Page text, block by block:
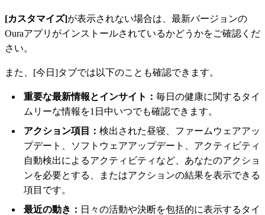
[カスタマイズ]が表示されない場合は、最新バージョンの
Ouraアプリがインストールされているかどうかをご確認くだ
さい。
また、[今日]タブでは以下のことも確認できます。
重要な最新情報とインサイト： 毎日の健康に関するタイ
ムリーな情報を1日中いつでも確認できます。
アクション項目： 検出された昼寝、ファームウェアアッ
プデート、ソフトウェアアップデート、アクティビティ
自動検出によるアクティビティなど、あなたのアクショ
ンを必要とする、またはアクションの結果を表示できる
項目です。
最近の動き： 日々の活動や決断を包括的に表示するタイ